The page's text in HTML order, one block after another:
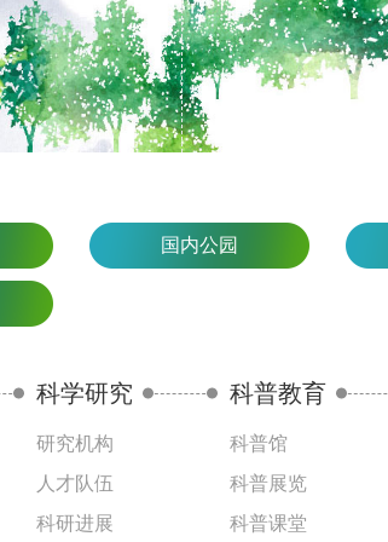
国内公园
科学研究
研究机构
人才队伍
科研进展
科普教育
科普馆
科普展览
科普课堂